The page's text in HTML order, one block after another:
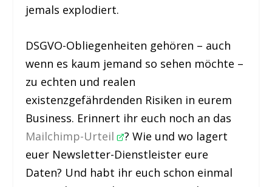
jemals explodiert.
DSGVO-Obliegenheiten gehören – auch
wenn es kaum jemand so sehen möchte –
zu echten und realen
existenzgefährdenden Risiken in eurem
Business. Erinnert ihr euch noch an das
Mailchimp-Urteil ? Wie und wo lagert
euer Newsletter-Dienstleister eure
Daten? Und habt ihr euch schon einmal